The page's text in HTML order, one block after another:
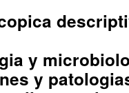
y
y